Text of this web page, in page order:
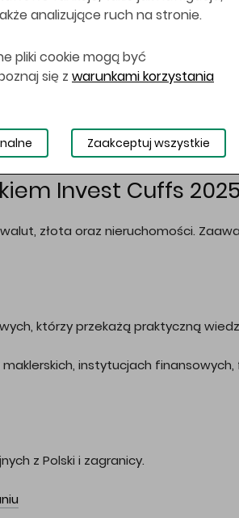
w Krakowie.
z ekspertami inwestycyjnymi,
w branży inwestycyjnej.
w 2025 r. niezależnie czy
Invest Cuffs
złota oraz nieruchomości.
którzy przekażą praktyczną
instytucjach
z Polski i zagranicy.
analizujące ruch na stronie.
pliki cookie mogą być
się z warunkami korzystania
Zaakceptuj wszystkie